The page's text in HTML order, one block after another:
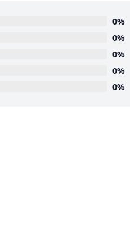
0%
0%
0%
0%
0%